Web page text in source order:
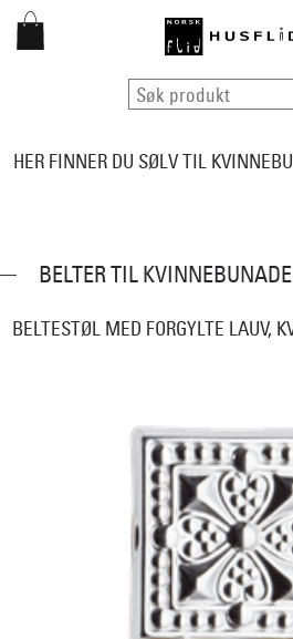
HER FINNER DU SØLV TIL
BELTER TIL
BELTESTØL MED FORGYLTE LAUV,